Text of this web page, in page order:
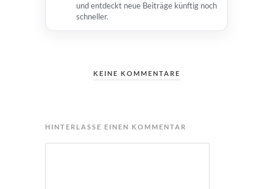
und entdeckt neue Beiträge künftig noch
schneller.
KEINE KOMMENTARE
HINTERLASSE EINEN KOMMENTAR